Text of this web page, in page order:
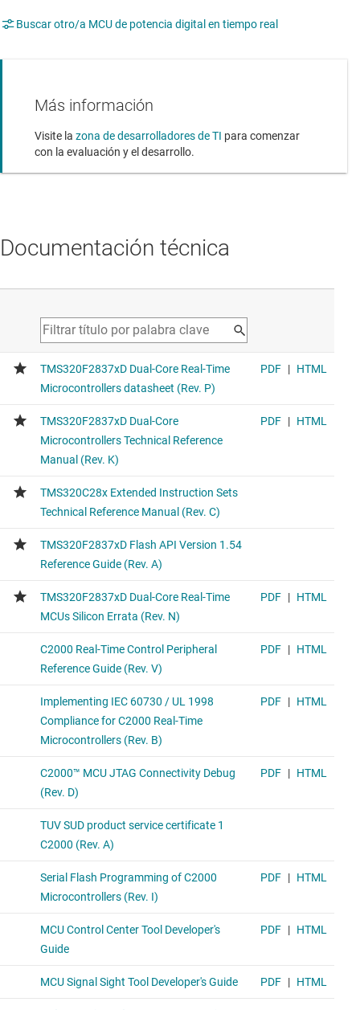
Buscar otro/a MCU de potencia digital en tiempo real
Más información
Visite la zona de desarrolladores de TI para comenzar
con la evaluación y el desarrollo.
Documentación técnica